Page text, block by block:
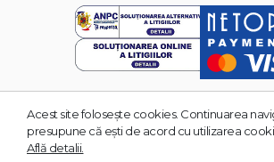
© 2026 Grupul Editorial TREI. Toate
Acest site foloseşte cookies. Continuarea
presupune că eşti de acord cu utilizarea
Află detalii.